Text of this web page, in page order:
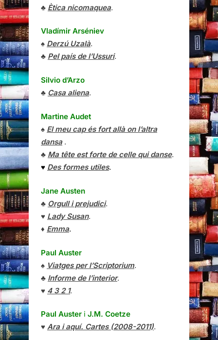
♣ Ètica nicomaquea.
Vladímir Arséniev
♠ Derzú Uzalà.
♣ Pel país de l’Ussuri.
Silvio d’Arzo
♣ Casa aliena.
Martine Audet
♠ El meu cap és fort allà on l’altra
dansa.
♣ Ma tête est forte de celle qui danse.
♥ Des formes utiles.
Jane Austen
♣ Orgull i prejudici.
♥ Lady Susan.
♦ Emma.
Paul Auster
♠ Viatges per l’Scriptorium.
♣ Informe de l’interior.
♥ 4 3 2 1.
Paul Auster i J.M. Coetze
♥ Ara i aquí. Cartes (2008-2011).